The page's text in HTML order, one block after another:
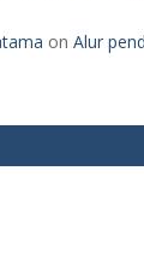
on Alur